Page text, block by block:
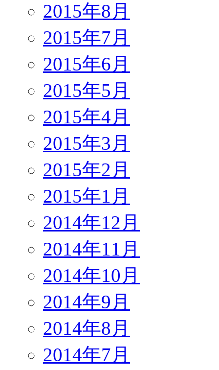
2015年8月
2015年7月
2015年6月
2015年5月
2015年4月
2015年3月
2015年2月
2015年1月
2014年12月
2014年11月
2014年10月
2014年9月
2014年8月
2014年7月